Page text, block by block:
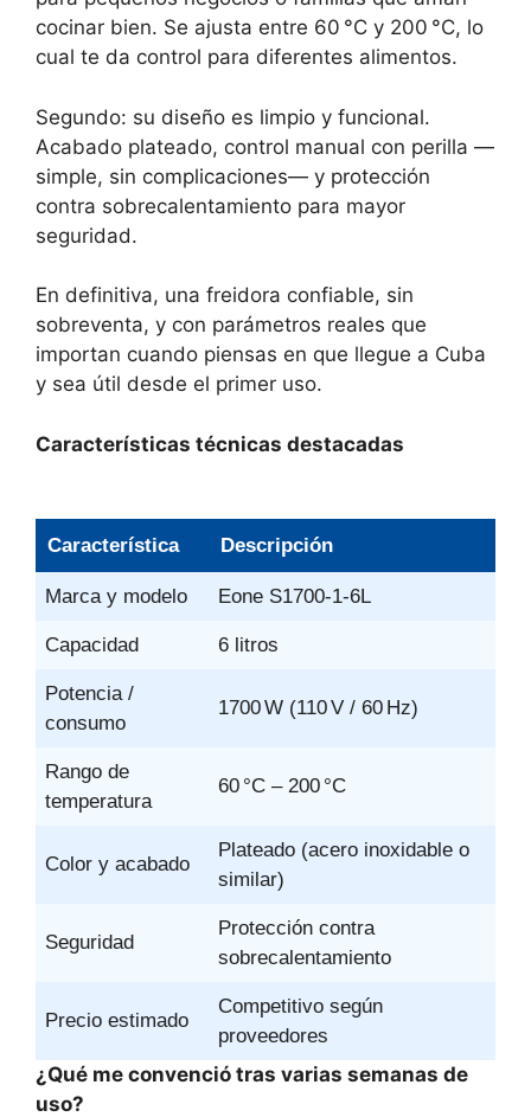
cocinar bien. Se ajusta entre 60 °C y 200 °C, lo
cual te da control para diferentes alimentos.
Segundo: su diseño es limpio y funcional.
Acabado plateado, control manual con perilla —
simple, sin complicaciones— y protección
contra sobrecalentamiento para mayor
seguridad.
En definitiva, una freidora confiable, sin
sobreventa, y con parámetros reales que
importan cuando piensas en que llegue a Cuba
y sea útil desde el primer uso.
Características técnicas destacadas
Característica Descripción
Marca y modelo Eone S1700‑1‑6L
Capacidad 6 litros
Potencia /
consumo
1700 W (110 V / 60 Hz)
Rango de
temperatura
60 °C – 200 °C
Color y acabado
Plateado (acero inoxidable o
similar)
Seguridad
Protección contra
sobrecalentamiento
Precio estimado
Competitivo según
proveedores
¿Qué me convenció tras varias semanas de
uso?